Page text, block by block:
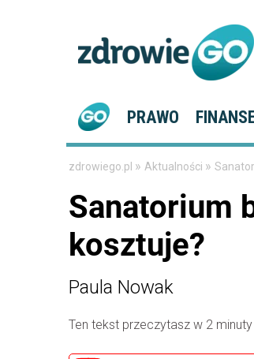
PRAWO
zdrowiego.pl » Aktualności »
Sanatorium
kosztuje?
Paula Nowak
Ten tekst przeczytasz w 2 minuty